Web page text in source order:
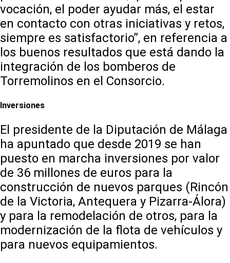
vocación, el poder ayudar más, el estar
en contacto con otras iniciativas y retos,
siempre es satisfactorio”, en referencia a
los buenos resultados que está dando la
integración de los bomberos de
Torremolinos en el Consorcio.
Inversiones
El presidente de la Diputación de Málaga
ha apuntado que desde 2019 se han
puesto en marcha inversiones por valor
de 36 millones de euros para la
construcción de nuevos parques (Rincón
de la Victoria, Antequera y Pizarra-Álora)
y para la remodelación de otros, para la
modernización de la flota de vehículos y
para nuevos equipamientos.